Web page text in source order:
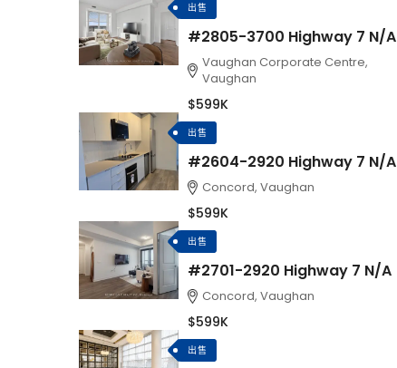
出售
#2805-3700 Highway 7 N/A
Vaughan Corporate Centre,
Vaughan
$599K
出售
#2604-2920 Highway 7 N/A
Concord, Vaughan
$599K
出售
#2701-2920 Highway 7 N/A
Concord, Vaughan
$599K
出售